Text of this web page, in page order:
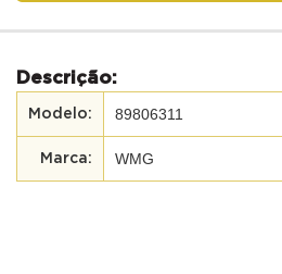
Descrição:
89806311
WMG